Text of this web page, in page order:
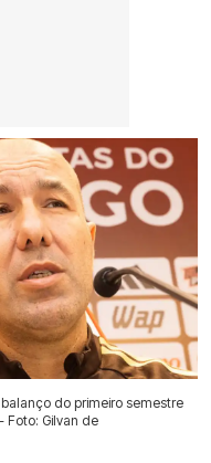
do primeiro semestre
Foto: Gilvan de